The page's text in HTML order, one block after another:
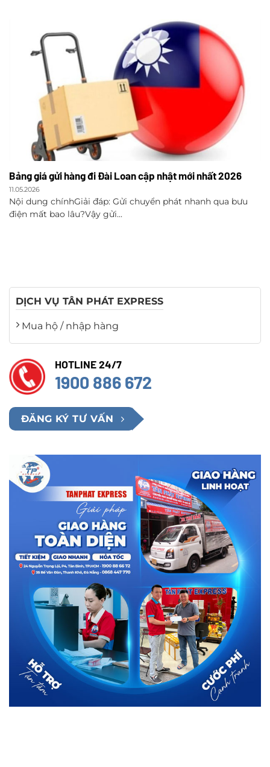
Bảng giá gửi hàng đi Đài Loan cập nhật mới nhất 2026
11.05.2026
Nội dung chínhGiải đáp: Gửi chuyển phát nhanh qua bưu
điện mất bao lâu?Vậy gửi...
DỊCH VỤ TÂN PHÁT EXPRESS
Mua hộ / nhập hàng
HOTLINE 24/7
1900 886 672
ĐĂNG KÝ TƯ VẤN